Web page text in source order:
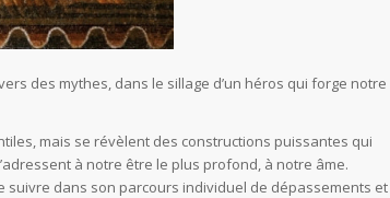
des mythes, dans le sillage d’un héros qui forge notre
mais se révèlent des constructions puissantes qui
à notre être le plus profond, à notre âme.
suivre dans son parcours individuel de dépassements et